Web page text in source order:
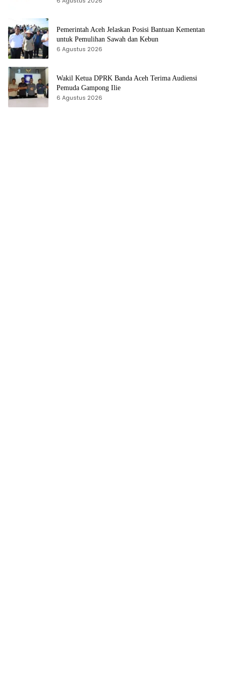
Pemerintah Aceh Jelaskan Posisi Bantuan Kementan
untuk Pemulihan Sawah dan Kebun
6 Agustus 2026
Wakil Ketua DPRK Banda Aceh Terima Audiensi
Pemuda Gampong Ilie
6 Agustus 2026